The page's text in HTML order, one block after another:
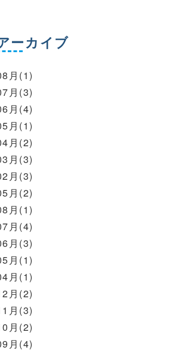
ーカイブ
月(1)
月(3)
月(4)
月(1)
月(2)
月(3)
月(3)
月(2)
月(1)
月(4)
月(3)
月(1)
月(1)
月(2)
月(3)
月(2)
月(4)